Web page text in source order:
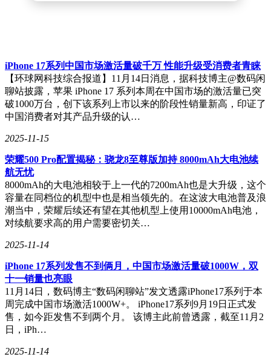
iPhone 17系列中国市场激活量破千万 性能升级受消费者青睐
【环球网科技综合报道】11月14日消息，据科技博主@数码闲
聊站披露，苹果 iPhone 17 系列本周在中国市场的激活量已突
破1000万台，创下该系列上市以来的阶段性销量新高，印证了
中国消费者对其产品升级的认…
2025-11-15
荣耀500 Pro配置揭秘：骁龙8至尊版加持 8000mAh大电池续
航无忧
8000mAh的大电池相较于上一代的7200mAh也是大升级，这个
容量在同档位的机型中也是相当领先的。在这波大电池普及浪
潮当中，荣耀后续还有望在其他机型上使用10000mAh电池，
对续航要求高的用户需要密切关…
2025-11-14
iPhone 17系列发售不到俩月，中国市场激活量破1000W，双
十一销量也亮眼
11月14日，数码博主“数码闲聊站”发文透露iPhone17系列于本
周完成中国市场激活1000W+。 iPhone17系列9月19日正式发
售，如今距发售不到两个月。 该博主此前曾透露，截至11月2
日，iPh…
2025-11-14